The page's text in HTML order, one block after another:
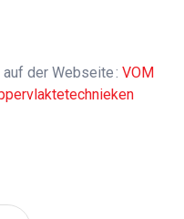
der Webseite : VOM